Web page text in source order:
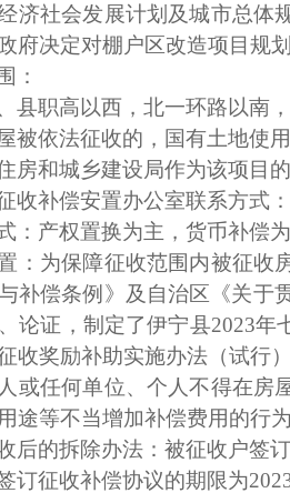
济社会发展计划及城市总体
府决定对棚户区改造项目 规
：
县职高以西 ，北一环路以南
被依法征收的，国有土地使
房和城乡建设局作为该项目
收补偿安置办公室联系方式
：产权置换为主，货币补偿
：为保障征收范围内被征收
补偿条例》及自治区《关于
论证，制定了伊宁县2023年
收奖励补助实施办法（试行
或任何单位、个人不得在房
途等不当增加补偿费用的行
后的拆除办法：被征收户签
订征收补偿协议的期限为